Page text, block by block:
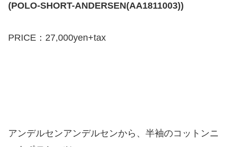
(POLO-SHORT-ANDERSEN(AA1811003))
PRICE：27,000yen+tax
アンデルセンアンデルセンから、半袖のコットンニ